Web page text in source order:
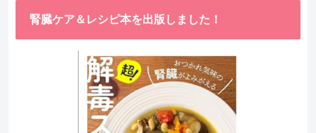
腎臓ケア＆レシピ本を出版しました！